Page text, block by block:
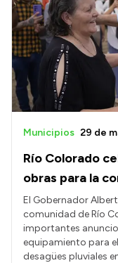
Transparencia
Presupuesto
Boletín Oficial
Compras y
Consulta de
Convocatorias
Intranet
Login
Río Colorado
obras para la
Municipios 29 de
El Gobernador
comunidad de Río
importantes
equipamiento para
desagües pluviales